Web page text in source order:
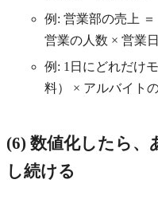
例: 営業部の売上
営業の人数 × 営業
例: 1日にどれだけ
料） × アルバイト
(6) 数値化したら、
し続ける